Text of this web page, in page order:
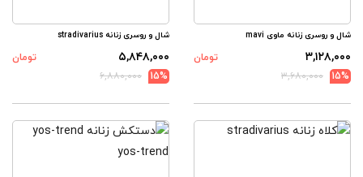
شال و روسری زنانه ماوی mavi
۳,۱۲۸,۰۰۰
تومان
15%
۳,۶۸۰,۰۰۰
شال و روسری زنانه stradivarius
۵,۸۴۸,۰۰۰
تومان
15%
۶,۸۸۰,۰۰۰